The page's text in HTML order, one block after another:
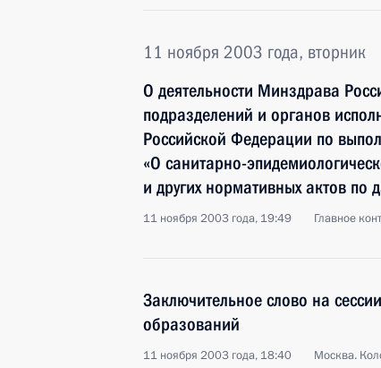
11 ноября 2003 года, вторник
О деятельности Минздрава
подразделений и органов
Российской Федерации по
«О санитарно-
и других нормативных актов по
11 ноября 2003 года, 19:49 Главное
Заключительное слово на
образований
11 ноября 2003 года, 18:40 Москва.